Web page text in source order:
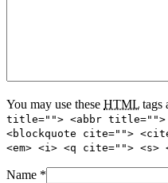
You may use these HTML tags
title=""> <abbr title="">
<blockquote cite="">
<em> <i> <q cite=""> <s>
Name *